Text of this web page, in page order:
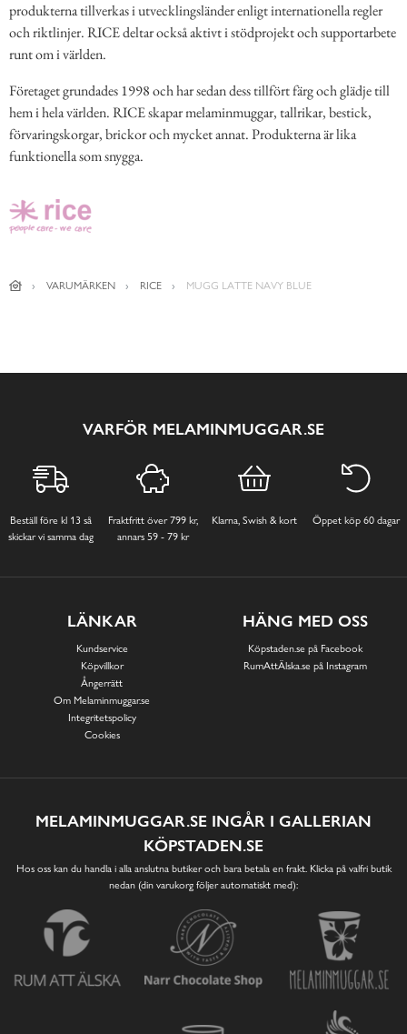
produkterna tillverkas i utvecklingsländer enligt internationella regler
och riktlinjer. RICE deltar också aktivt i stödprojekt och supportarbete
runt om i världen.
Företaget grundades 1998 och har sedan dess tillfört färg och glädje till
hem i hela världen. RICE skapar melaminmuggar, tallrikar, bestick,
förvaringskorgar, brickor och mycket annat. Produkterna är lika
funktionella som snygga.
VARUMÄRKEN RICE MUGG LATTE NAVY BLUE
VARFÖR MELAMINMUGGAR.SE
Beställ före kl 13 så
skickar vi samma dag
Fraktfritt över 799 kr,
annars 59 - 79 kr
Klarna, Swish & kort Öppet köp 60 dagar
LÄNKAR
Kundservice
Köpvillkor
Ångerrätt
Om Melaminmuggar.se
Integritetspolicy
Cookies
HÄNG MED OSS
Köpstaden.se på Facebook
RumAttÄlska.se på Instagram
MELAMINMUGGAR.SE INGÅR I GALLERIAN
KÖPSTADEN.SE
Hos oss kan du handla i alla anslutna butiker och bara betala en frakt. Klicka på valfri butik
nedan (din varukorg följer automatiskt med):